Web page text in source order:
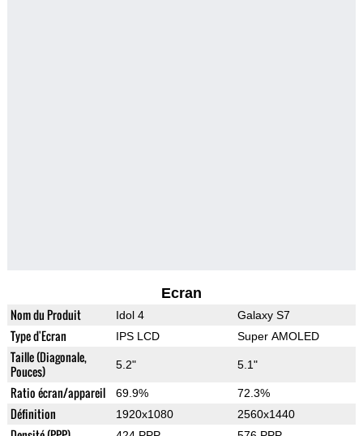
Ecran
Nom du Produit Idol 4 Galaxy S7
Type d'Ecran IPS LCD Super AMOLED
Taille (Diagonale,
Pouces)
5.2" 5.1"
Ratio écran/appareil 69.9% 72.3%
Définition 1920x1080 2560x1440